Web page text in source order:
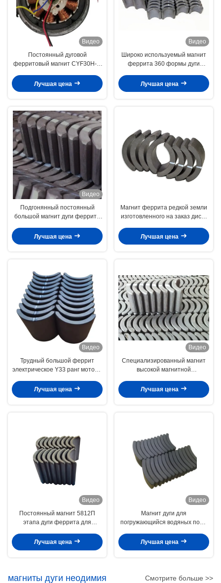
Видео
Постоянный дуговой
ферритовый магнит CYF30H-1,
Лучшая цена
Видео
Широко используемый магнит
феррита 360 формы дуги
Лучшая цена
Видео
Подгонянный постоянный
большой магнит дуги феррита
52.12*50.18*7.27 мм
Лучшая цена
Магнит феррита редкой земли
изготовленного на заказ диска
форменный постоянный
Лучшая цена
Видео
Трудный большой феррит
электрическое Y33 ранг моторы
R35.5xr28.2x61x80mm
Лучшая цена
Видео
Специализированный магнит
высокой магнитной
двигателя EPS
Лучшая цена
Видео
Постоянный магнит 5812П
этапа дуги феррита для
Лучшая цена
Видео
Магнит дуги для
погружающийся водяных помп
трудные магниты феррита
Лучшая цена
магниты дуги неодимия Смотрите больше >>